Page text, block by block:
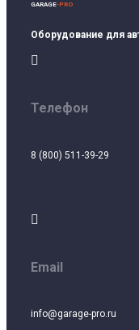
GARAGE-PRO
Оборудование для

Телефон
8 (800) 511-39-29

Email
info@garage-pro.ru